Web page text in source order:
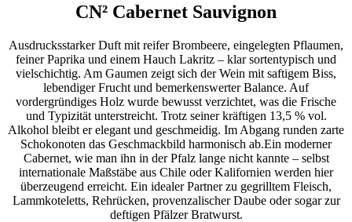
CN² Cabernet Sauvignon
Ausdrucksstarker Duft mit reifer Brombeere, eingelegten Pflaumen,
feiner Paprika und einem Hauch Lakritz – klar sortentypisch und
vielschichtig. Am Gaumen zeigt sich der Wein mit saftigem Biss,
lebendiger Frucht und bemerkenswerter Balance. Auf
vordergründiges Holz wurde bewusst verzichtet, was die Frische
und Typizität unterstreicht. Trotz seiner kräftigen 13,5 % vol.
Alkohol bleibt er elegant und geschmeidig. Im Abgang runden zarte
Schokonoten das Geschmackbild harmonisch ab.Ein moderner
Cabernet, wie man ihn in der Pfalz lange nicht kannte – selbst
internationale Maßstäbe aus Chile oder Kalifornien werden hier
überzeugend erreicht. Ein idealer Partner zu gegrilltem Fleisch,
Lammkoteletts, Rehrücken, provenzalischer Daube oder sogar zur
deftigen Pfälzer Bratwurst.